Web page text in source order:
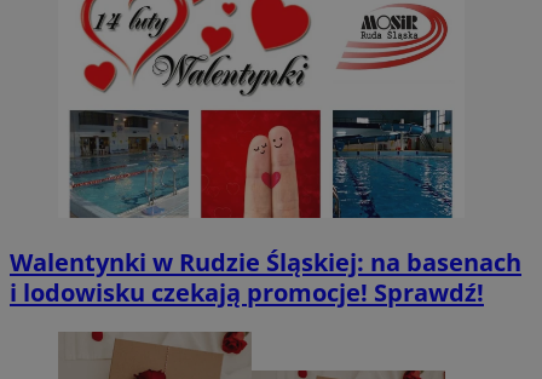
Walentynki w Rudzie Śląskiej: na basenach
i lodowisku czekają promocje! Sprawdź!